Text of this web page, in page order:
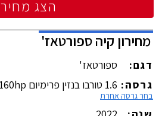
הצג מחיר
מחירון קיהספורטאז'
דגם:
ספורטאז'
גרסה: 1.6 טורבו בנזין פרימיום 160hp אוטומט
בחר גרסה אחרת